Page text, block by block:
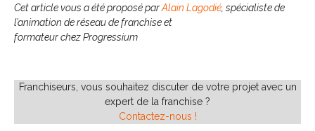
Cet article vous a été proposé parAlain Lagodié , spécialiste de
l’animation de réseau de franchise et
formateur chez Progressium
Franchiseurs, vous souhaitez discuter de votre projet avec un
expert de la franchise ?
Contactez-nous !